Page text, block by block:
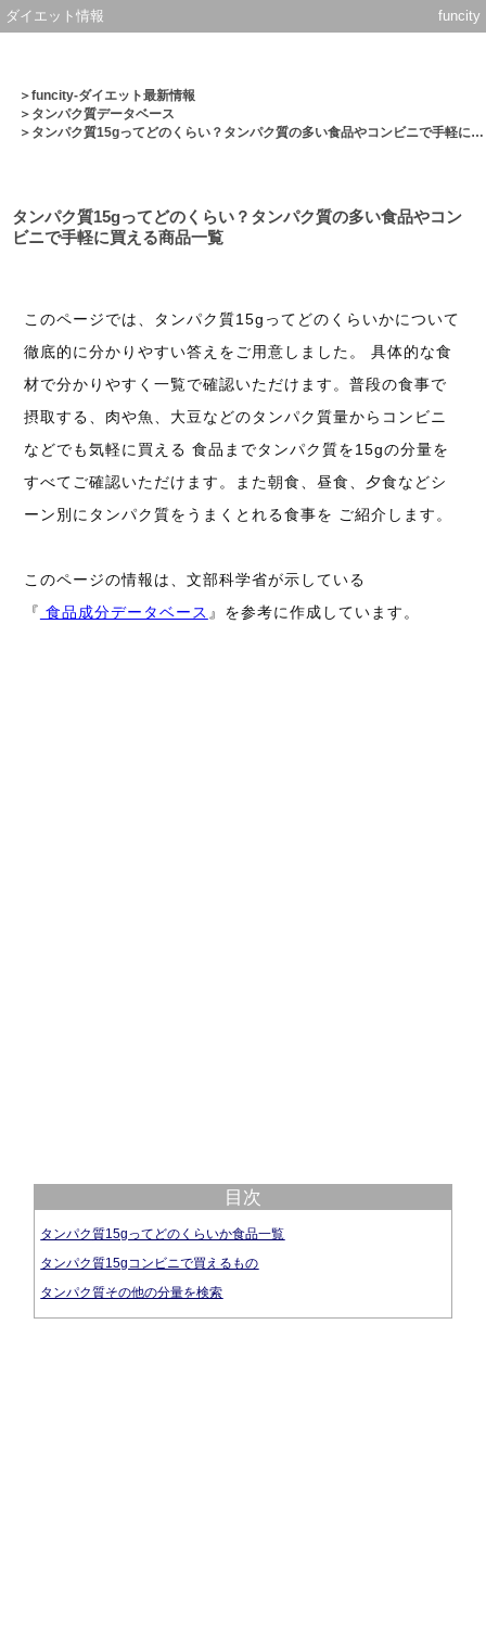
ダイエット情報 funcity
＞funcity-ダイエット最新情報
＞ タンパク質データベース
＞タンパク質15gってどのくらい？タンパク質の多い食品やコンビニで手軽に買える商品一覧
タンパク質15gってどのくらい？タンパク質の多い食品やコン
ビニで手軽に買える商品一覧
このページでは、タンパク質15gってどのくらいかについて
徹底的に分かりやすい答えをご用意しました。 具体的な食
材で分かりやすく一覧で確認いただけます。普段の食事で
摂取する、肉や魚、大豆などのタンパク質量からコンビニ
などでも気軽に買える 食品までタンパク質を15gの分量を
すべてご確認いただけます。また朝食、昼食、夕食などシ
ーン別にタンパク質をうまくとれる食事を ご紹介します。
このページの情報は、文部科学省が示している
『 食品成分データベース 』を参考に作成しています。
目次
タンパク質15gってどのくらいか食品一覧
タンパク質15gコンビニで買えるもの
タンパク質その他の分量を検索